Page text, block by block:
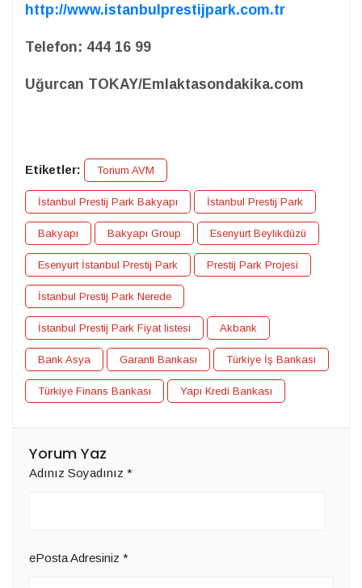
http://www.istanbulprestijpark.com.tr
Telefon: 444 16 99
Uğurcan TOKAY/Emlaktasondakika.com
Etiketler: Torium AVM
İstanbul Prestij Park Bakyapı İstanbul Prestij Park
Bakyapı Bakyapı Group Esenyurt Beylikdüzü
Esenyurt İstanbul Prestij Park Prestij Park Projesi
İstanbul Prestij Park Nerede
İstanbul Prestij Park Fiyat listesi Akbank
Bank Asya Garanti Bankası Türkiye İş Bankası
Türkiye Finans Bankası Yapı Kredi Bankası
Yorum Yaz
Adınız Soyadınız *
ePosta Adresiniz *